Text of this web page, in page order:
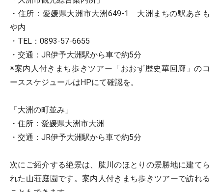
・住所：愛媛県大洲市大洲649-1 大洲まちの駅あさも
や内
・TEL：0893-57-6655
・交通：JR伊予大洲駅から車で約5分
※案内人付きまち歩きツアー「おおず歴史華回廊」のコ
ーススケジュールはHPにて確認を。
「大洲の町並み」
・住所：愛媛県大洲市大洲
・交通：JR伊予大洲駅から車で約5分
次にご紹介する絶景は、肱川のほとりの景勝地に建てら
れた山荘庭園です。案内人付きまち歩きツアーで訪れる